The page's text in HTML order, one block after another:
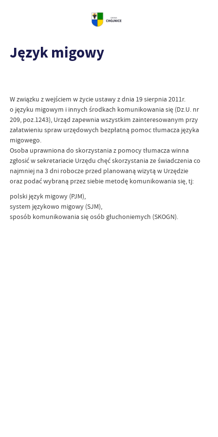
Język migowy
W związku z wejściem w życie ustawy z dnia 19 sierpnia 2011r.
o języku migowym i innych środkach komunikowania się (Dz.U. nr
209, poz.1243), Urząd zapewnia wszystkim zainteresowanym przy
załatwieniu spraw urzędowych bezpłatną pomoc tłumacza języka
migowego.
Osoba uprawniona do skorzystania z pomocy tłumacza winna
zgłosić w sekretariacie Urzędu chęć skorzystania ze świadczenia co
najmniej na 3 dni robocze przed planowaną wizytą w Urzędzie
oraz podać wybraną przez siebie metodę komunikowania się, tj:
polski język migowy (PJM),
system językowo migowy (SJM),
sposób komunikowania się osób głuchoniemych (SKOGN).